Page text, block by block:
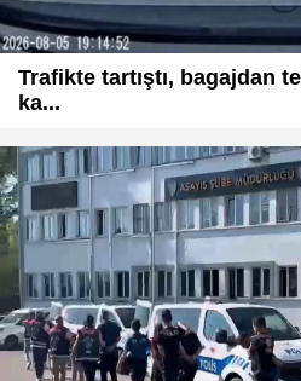
Trafikte tartıştı, bagajdan
ka...